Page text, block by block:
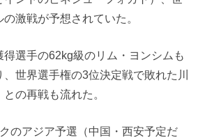
激戦が予想されていた。
選手の62kg級のリム・ヨンシムも
世界選手権の3位決定戦で敗れた川
の再戦も流れた。
のアジア予選（中国・西安予定だ